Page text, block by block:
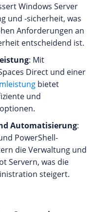
Windows Server
und -sicherheit, was
Anforderungen an
entscheidend ist.
: Mit
Direct und einer
bietet
und
Automatisierung:
PowerShell-
die Verwaltung und
Servern, was die
steigert.